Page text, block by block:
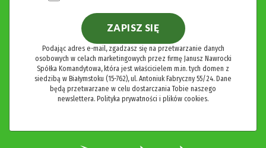
ZAPISZ SIĘ
Podając adres e-mail, zgadzasz się na przetwarzanie danych
osobowych w celach marketingowych przez firmę Janusz Nawrocki
Spółka Komandytowa, która jest właścicielem m.in. tych domen z
siedzibą w Białymstoku (15-762), ul. Antoniuk Fabryczny 55/24. Dane
będą przetwarzane w celu dostarczania Tobie naszego
newslettera. Polityka prywatności i plików cookies.